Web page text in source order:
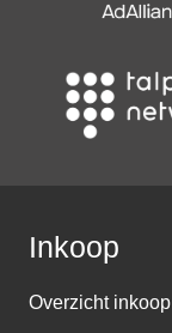
Inkoop
Overzicht inkoop